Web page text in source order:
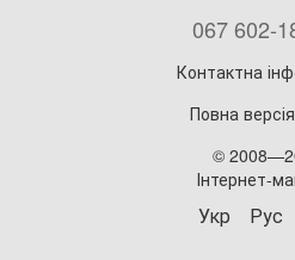
067 602-
Контактна
Повна
©
Інтернет-
Укр Рус